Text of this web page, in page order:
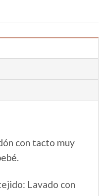
con tacto muy
Lavado con